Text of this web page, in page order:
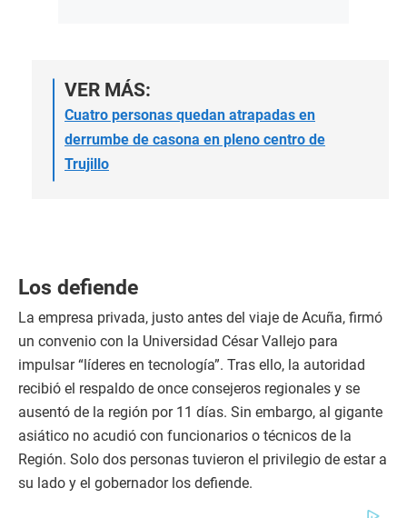
VER MÁS:
Cuatro personas quedan atrapadas en
derrumbe de casona en pleno centro de
Trujillo
Los defiende
La empresa privada, justo antes del viaje de Acuña, firmó
un convenio con la Universidad César Vallejo para
impulsar “líderes en tecnología”. Tras ello, la autoridad
recibió el respaldo de once consejeros regionales y se
ausentó de la región por 11 días. Sin embargo, al gigante
asiático no acudió con funcionarios o técnicos de la
Región. Solo dos personas tuvieron el privilegio de estar a
su lado y el gobernador los defiende.